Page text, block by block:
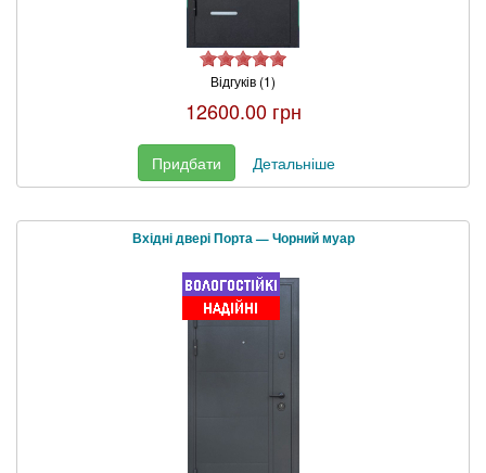
Відгуків (1)
12600.00 грн
Придбати Детальніше
Вхідні двері Порта — Чорний муар